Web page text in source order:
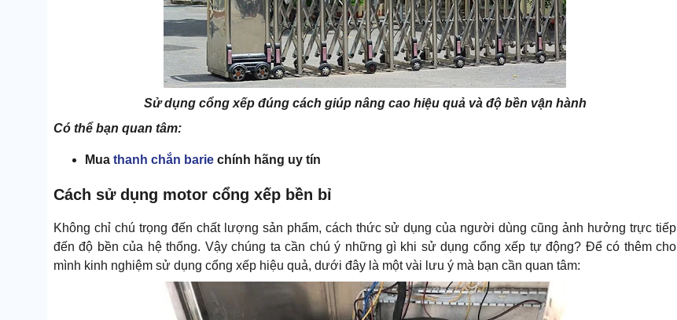
Sử dụng cổng xếp đúng cách giúp nâng cao hiệu quả và độ bền vận hành
Có thể bạn quan tâm:
Mua thanh chắn barie chính hãng uy tín
Cách sử dụng motor cổng xếp bền bỉ
Không chỉ chú trọng đến chất lượng sản phẩm, cách thức sử dụng của người dùng cũng ảnh hưởng trực tiếp
đến độ bền của hệ thống. Vậy chúng ta cần chú ý những gì khi sử dụng cổng xếp tự động? Để có thêm cho
mình kinh nghiệm sử dụng cổng xếp hiệu quả, dưới đây là một vài lưu ý mà bạn cần quan tâm: